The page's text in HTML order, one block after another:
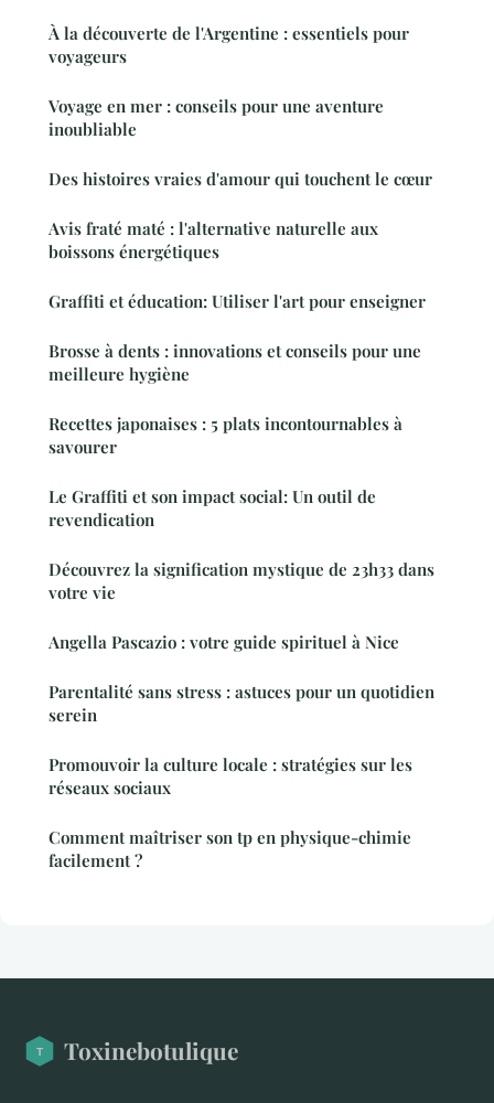
À la découverte de l'Argentine : essentiels pour
voyageurs
Voyage en mer : conseils pour une aventure
inoubliable
Des histoires vraies d'amour qui touchent le cœur
Avis fraté maté : l'alternative naturelle aux
boissons énergétiques
Graffiti et éducation: Utiliser l'art pour enseigner
Brosse à dents : innovations et conseils pour une
meilleure hygiène
Recettes japonaises : 5 plats incontournables à
savourer
Le Graffiti et son impact social: Un outil de
revendication
Découvrez la signification mystique de 23h33 dans
votre vie
Angella Pascazio : votre guide spirituel à Nice
Parentalité sans stress : astuces pour un quotidien
serein
Promouvoir la culture locale : stratégies sur les
réseaux sociaux
Comment maîtriser son tp en physique-chimie
facilement ?
Toxinebotulique